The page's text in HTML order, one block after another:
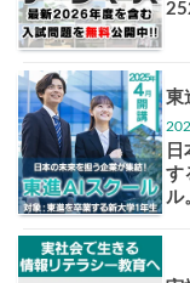
大学入試偏差
お知らせ・イ